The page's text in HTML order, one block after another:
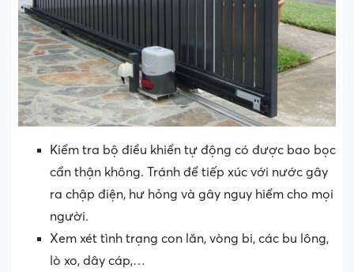
Kiểm tra bộ điều khiển tự động có được bao bọc
cẩn thận không. Tránh để tiếp xúc với nước gây
ra chập điện, hư hỏng và gây nguy hiểm cho mọi
người.
Xem xét tình trạng con lăn, vòng bi, các bu lông,
lò xo, dây cáp,…